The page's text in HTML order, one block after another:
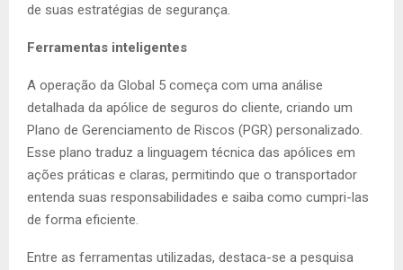
de suas estratégias de segurança.
Ferramentas inteligentes
A operação da Global 5 começa com uma análise
detalhada da apólice de seguros do cliente, criando um
Plano de Gerenciamento de Riscos (PGR) personalizado.
Esse plano traduz a linguagem técnica das apólices em
ações práticas e claras, permitindo que o transportador
entenda suas responsabilidades e saiba como cumpri-las
de forma eficiente.
Entre as ferramentas utilizadas, destaca-se a pesquisa